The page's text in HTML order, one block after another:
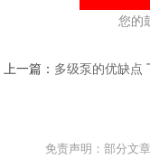
您的
上一篇： 多级泵的优缺点
免责声明：部分文